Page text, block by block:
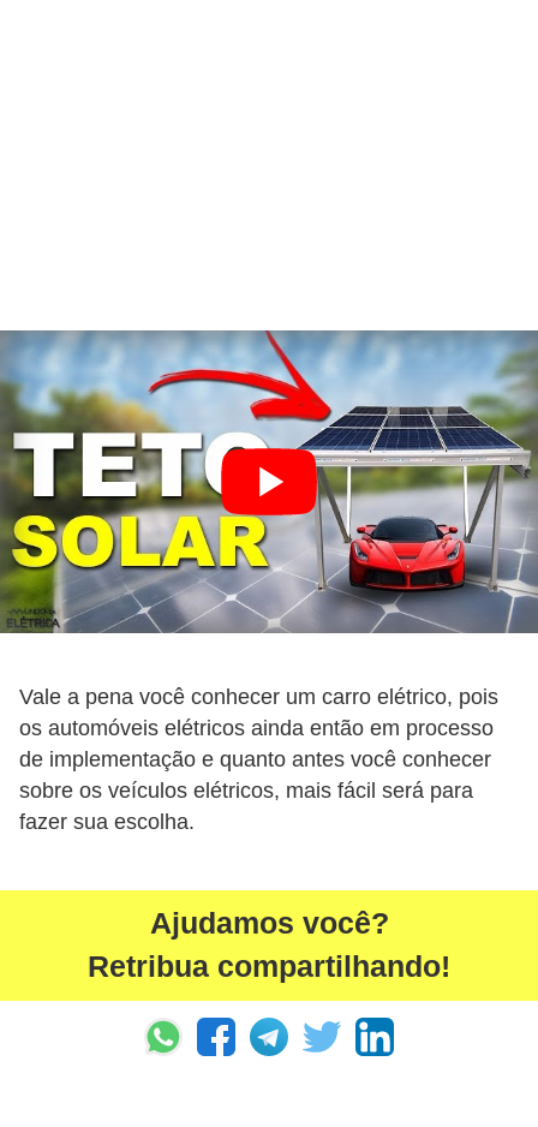
Vale a pena você conhecer um carro elétrico, pois
os automóveis elétricos ainda então em processo
de implementação e quanto antes você conhecer
sobre os veículos elétricos, mais fácil será para
fazer sua escolha.
Ajudamos você?
Retribua compartilhando!
a
s
e
é
t
r
i
c
s
S
e
g
r
ç